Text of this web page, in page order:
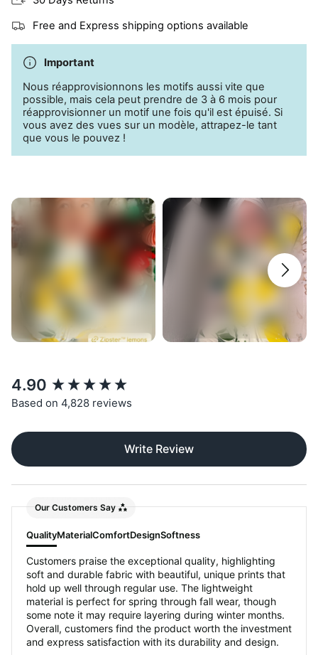
Free and Express shipping options available
Important
Nous réapprovisionnons les motifs aussi vite que
possible, mais cela peut prendre de 3 à 6 mois pour
réapprovisionner un motif une fois qu'il est épuisé. Si
vous avez des vues sur un modèle, attrapez-le tant
que vous le pouvez !
4.90
Based on 4,828 reviews
Write Review
Our Customers Say
QualityMaterialComfortDesignSoftness
Customers praise the exceptional quality, highlighting
soft and durable fabric with beautiful, unique prints that
hold up well through regular use. The lightweight
material is perfect for spring through fall wear, though
some note it may require layering during winter months.
Overall, customers find the product worth the investment
and express satisfaction with its durability and design.
New content loaded